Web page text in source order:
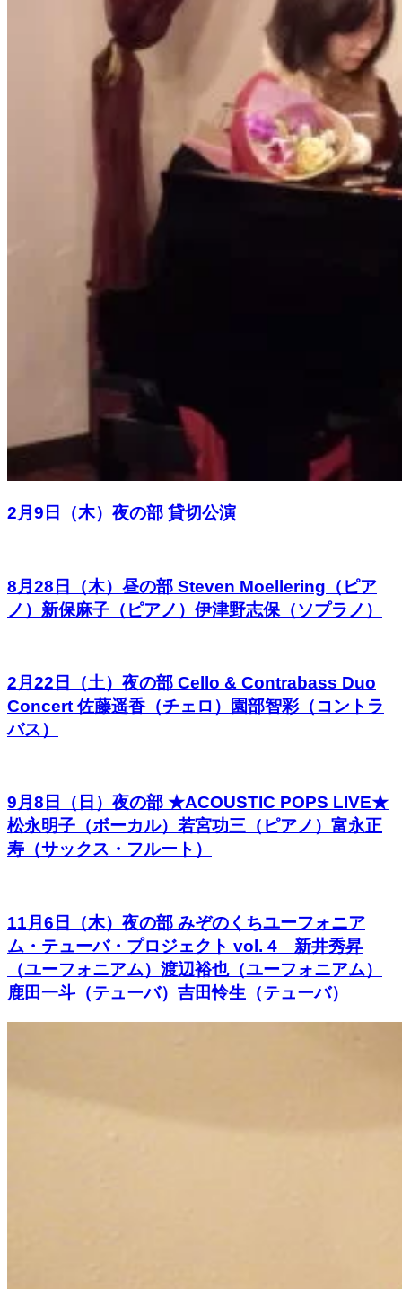
2月9日（木）夜の部 貸切公演
8月28日（木）昼の部 Steven Moellering（ピア
ノ）新保麻子（ピアノ）伊津野志保（ソプラノ）
2月22日（土）夜の部 Cello & Contrabass Duo
Concert 佐藤遥香（チェロ）園部智彩（コントラ
バス）
9月8日（日）夜の部 ★ACOUSTIC POPS LIVE★
松永明子（ボーカル）若宮功三（ピアノ）富永正
寿（サックス・フルート）
11月6日（木）夜の部 みぞのくちユーフォニア
ム・テューバ・プロジェクト vol. 4 新井秀昇
（ユーフォニアム）渡辺裕也（ユーフォニアム）
鹿田一斗（テューバ）吉田怜生（テューバ）